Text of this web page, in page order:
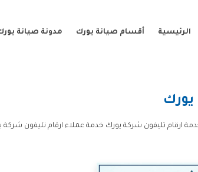
الرئيسية أقسام صيانة يورك مدونة صيانة
يورك
ارقام تليفون شركة يورك خدمة عملاء ارقام تليفون